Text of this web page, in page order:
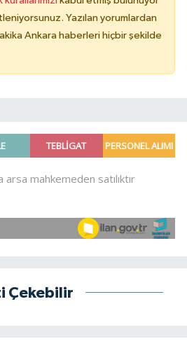
Yazılan yorumlardan
Ankara haberleri hiçbir şekilde
Çekebilir